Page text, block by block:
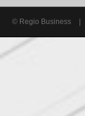
© Regio Business